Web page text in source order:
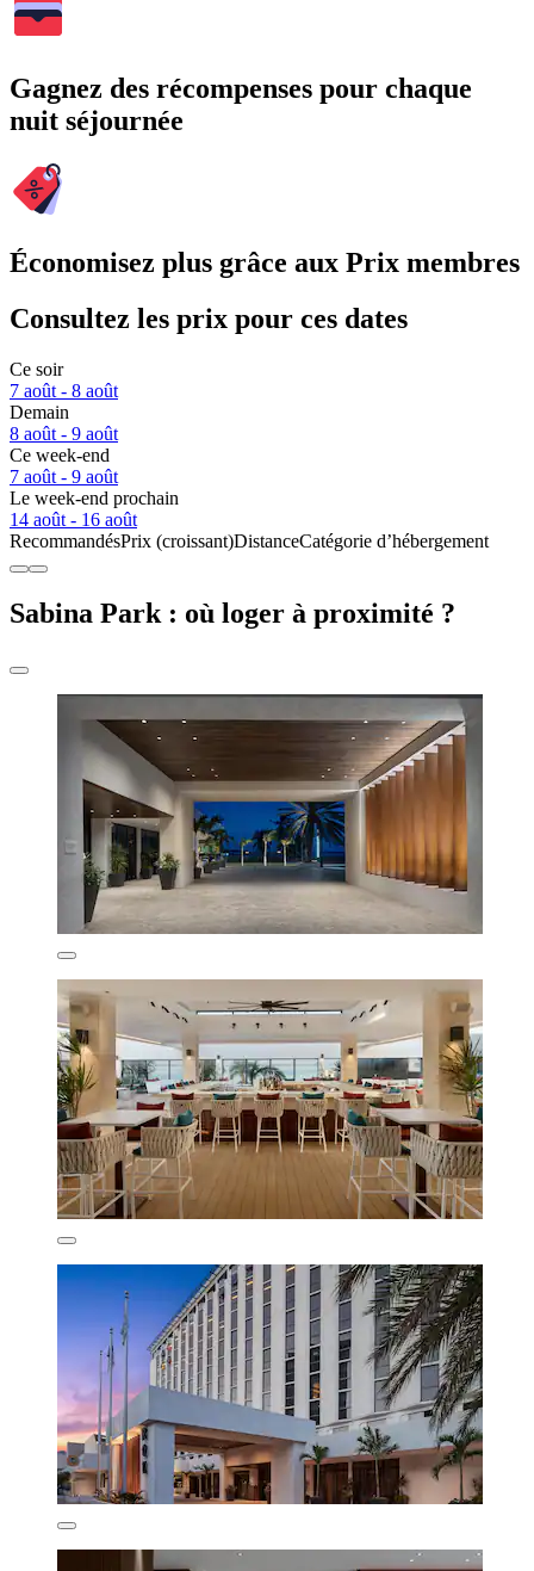
Gagnez des récompenses pour chaque
nuit séjournée
Économisez plus grâce aux Prix membres
Consultez les prix pour ces dates
Ce soir
7 août - 8 août
Demain
8 août - 9 août
Ce week-end
7 août - 9 août
Le week-end prochain
14 août - 16 août
RecommandésPrix (croissant)DistanceCatégorie d’hébergement
Sabina Park : où loger à proximité ?